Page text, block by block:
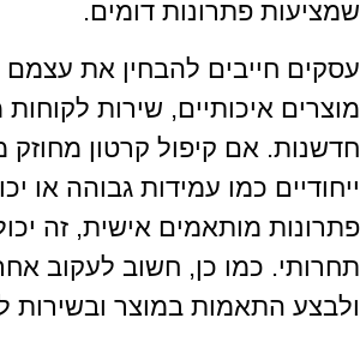
שמציעות פתרונות דומים.
עסקים חייבים להבחין את עצמם
מוצרים איכותיים, שירות
חדשנות. אם קיפול קרטון מחוזק
ייחודיים כמו עמידות גבוהה או
פתרונות מותאמים אישית, זה
תחרותי. כמו כן, חשוב לעקוב
ולבצע התאמות במוצר ובשירות